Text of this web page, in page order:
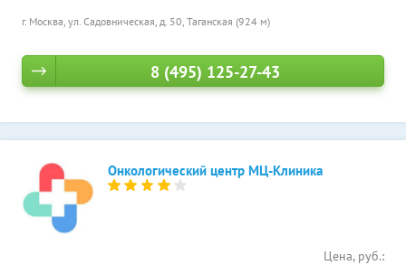
г. Москва, ул. Садовническая, д. 50, Таганская (924 м)
8 (495) 125-27-43
Онкологический центр МЦ-Клиника
Цена, руб.: